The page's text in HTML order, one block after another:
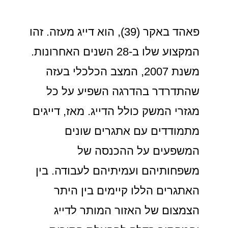
פאהד באקר (39), הוא דייג מעזה. זהו
המקצוע שלו ב-28 השנים האחרונות.
משנת 2007, המצב הכלכלי בעזה
שהתדרדר בהדרגה השפיע על כל
מגזרי המשק כולל הדייג. מאז, דייגים
מתמודדים עם אתגרים שונים
המשפעים על ההכנסה של
משפחותיהם ועמיתיהם לעבודה. בין
האתגרים הללו קיימים בין היתר
הצמצום של האזור המותר לדייג